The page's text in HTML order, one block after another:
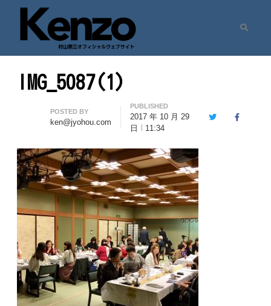
七転八起 – 村山憲三 Official Site
村山憲三ウェブサイト
IMG_5087(1)
Author
POSTED BY
ken@jyohou.com
PUBLISHED
2017 年 10 月 29
日
11:34
TwitterFacebook